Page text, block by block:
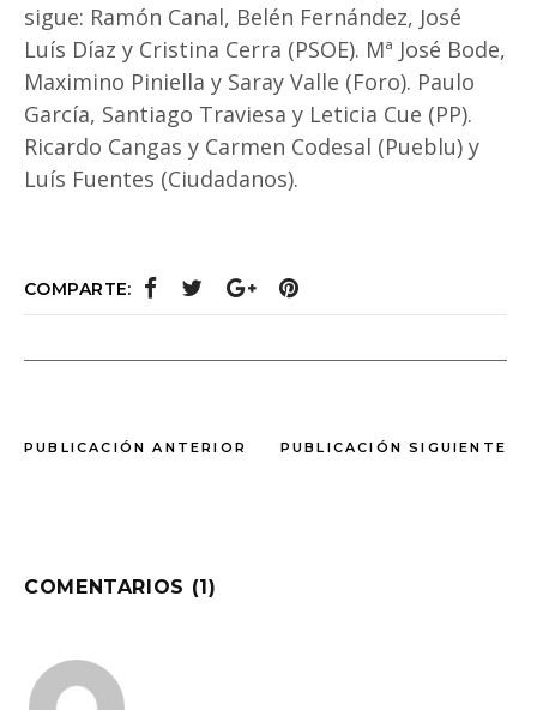
sigue: Ramón Canal, Belén Fernández, José
Luís Díaz y Cristina Cerra (PSOE). Mª José Bode,
Maximino Piniella y Saray Valle (Foro). Paulo
García, Santiago Traviesa y Leticia Cue (PP).
Ricardo Cangas y Carmen Codesal (Pueblu) y
Luís Fuentes (Ciudadanos).
COMPARTE:
PUBLICACIÓN ANTERIOR PUBLICACIÓN SIGUIENTE
COMENTARIOS (1)